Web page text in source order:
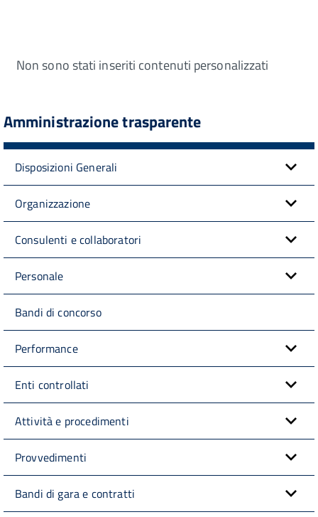
Non sono stati inseriti contenuti personalizzati
Amministrazione trasparente
Disposizioni Generali
Organizzazione
Consulenti e collaboratori
Personale
Bandi di concorso
Performance
Enti controllati
Attività e procedimenti
Provvedimenti
Bandi di gara e contratti